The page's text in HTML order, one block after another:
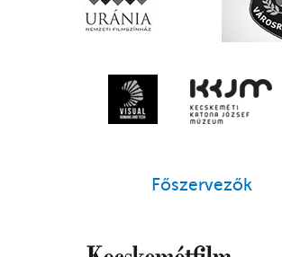
Főszervezők